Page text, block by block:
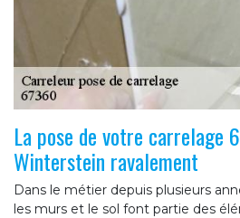
La pose de votre carrelage
Winterstein ravalement
Dans le métier depuis plusieurs
les murs et le sol font partie des